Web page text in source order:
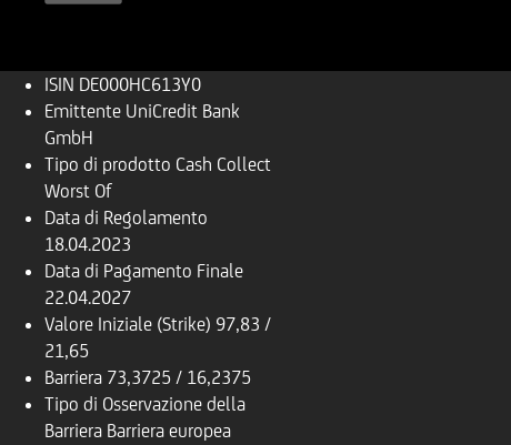
ISIN DE000HC613Y0
Emittente UniCredit Bank
GmbH
Tipo di prodotto Cash Collect
Worst Of
Data di Regolamento
18.04.2023
Data di Pagamento Finale
22.04.2027
Valore Iniziale (Strike) 97,83 /
21,65
Barriera 73,3725 / 16,2375
Tipo di Osservazione della
Barriera Barriera europea